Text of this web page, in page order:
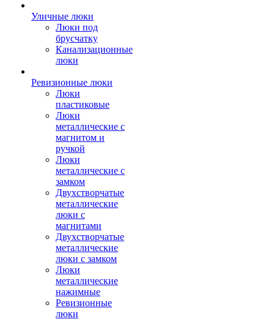
Уличные люки
Люки под
брусчатку
Канализационные
люки
Ревизионные люки
Люки
пластиковые
Люки
металлические с
магнитом и
ручкой
Люки
металлические с
замком
Двухстворчатые
металлические
люки с
магнитами
Двухстворчатые
металлические
люки с замком
Люки
металлические
нажимные
Ревизионные
люки